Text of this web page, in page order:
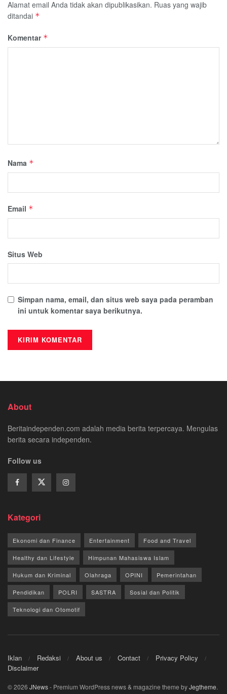
Alamat email Anda tidak akan dipublikasikan. Ruas yang wajib
ditandai *
Komentar *
Nama *
Email *
Situs Web
Simpan nama, email, dan situs web saya pada peramban
ini untuk komentar saya berikutnya.
About
Beritaindependen.com adalah media berita terpercaya. Mengulas
berita secara independen.
Follow us
Kategori
Ekonomi dan Finance Entertainment Food and Travel
Healthy dan Lifestyle Himpunan Mahasiswa Islam
Hukum dan Kriminal Olahraga OPINI Pemerintahan
Pendidikan POLRI SASTRA Sosial dan Politik
Teknologi dan Otomotif
Iklan Redaksi About us Contact
Privacy Policy
Disclaimer
© 2026 JNews- Premium WordPress news & magazine theme byJegtheme.